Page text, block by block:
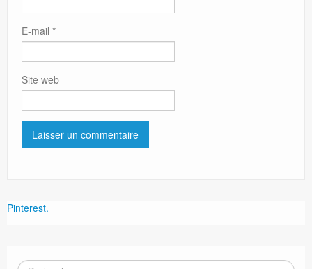
E-mail *
Site web
Pinterest.